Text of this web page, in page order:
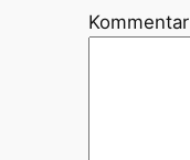
Kommentar